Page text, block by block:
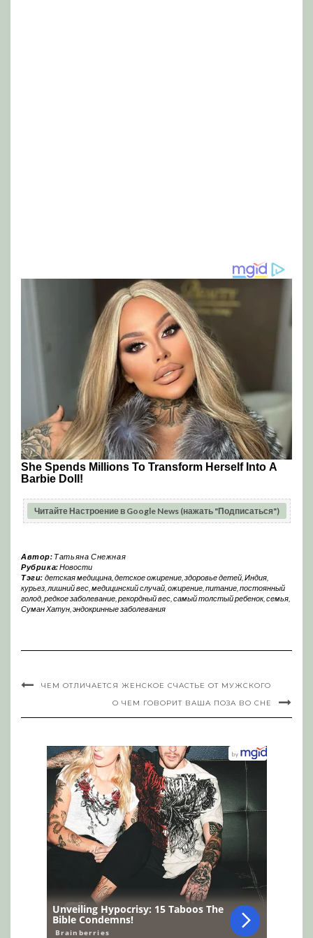
Читайте Настроение в Google News (нажать "Подписаться")
Автор: Татьяна Снежная
Рубрика:Новости
Тэги: детская медицина, детское ожирение, здоровье детей, Индия,
курьез лишний вес медицинский случай ожирение питание постоянный
голод редкое заболевание рекордный вес самый толстый ребенок, семья
Суман Хатун эндокринные заболевания
ЧЕМ ОТЛИЧАЕТСЯ ЖЕНСКОЕ СЧАСТЬЕ ОТ МУЖСКОГО
О ЧЕМ ГОВОРИТ ВАША ПОЗА ВО СНЕ